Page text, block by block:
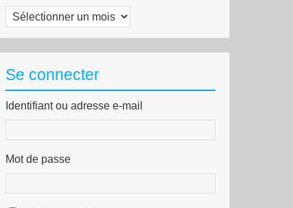
Archives
Se connecter
Identifiant ou adresse e-mail
Mot de passe